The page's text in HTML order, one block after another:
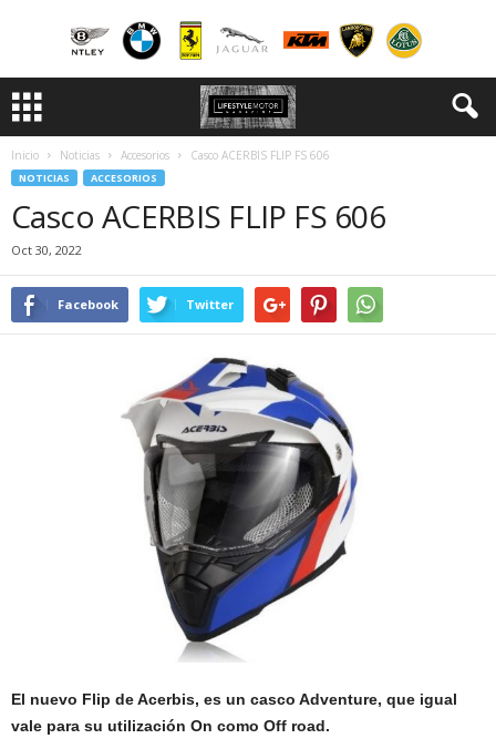
Inicio Noticias Accesorios Casco ACERBIS FLIP FS 606
NOTICIAS ACCESORIOS
Casco ACERBIS FLIP FS 606
Oct 30, 2022
Facebook Twitter
El nuevo Flip de Acerbis, es un casco Adventure, que igual
vale para su utilización On como Off road.